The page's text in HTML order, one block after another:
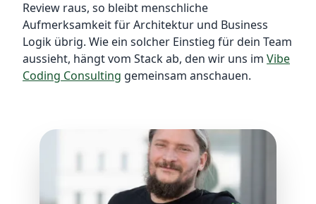
Review raus, so bleibt menschliche
Aufmerksamkeit für Architektur und Business
Logik übrig. Wie ein solcher Einstieg für dein Team
aussieht, hängt vom Stack ab, den wir uns im Vibe
Coding Consulting gemeinsam anschauen.